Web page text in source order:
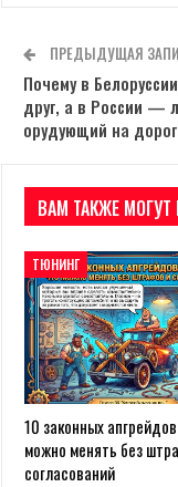
ПРЕДЫДУЩАЯ
Почему в
друг, а в России —
орудующий на
ВАМ ТАКЖЕ
ТЮНИНГ
10 законных
можно менять без
согласований